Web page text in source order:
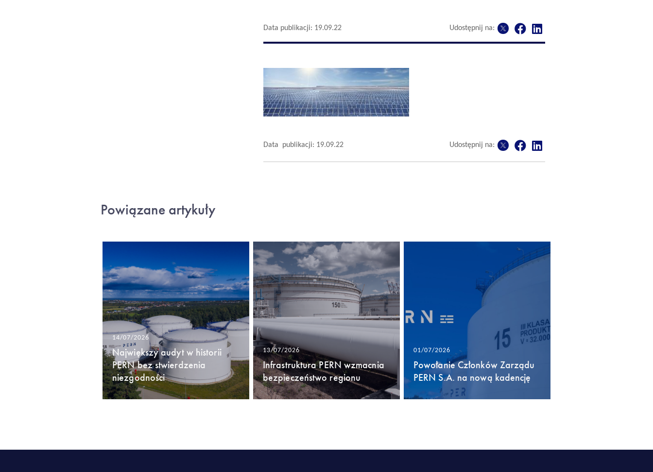
Data publikacji: 19.09.22 Udostępnij na:
Data publikacji: 19.09.22 Udostępnij na:
Powiązane artykuły
14/07/2026
Największy audyt w historii
PERN bez stwierdzenia
niezgodności
13/07/2026
Infrastruktura PERN wzmacnia
bezpieczeństwo regionu
01/07/2026
Powołanie Członków Zarządu
PERN S.A. na nową kadencję